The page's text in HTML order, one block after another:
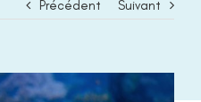
Précédent Suivant